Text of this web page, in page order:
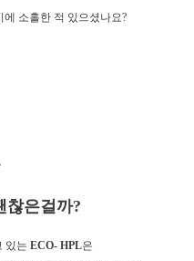
소홀한 적 있으셨나요?
찮은걸까?
있는 ECO- HPL은